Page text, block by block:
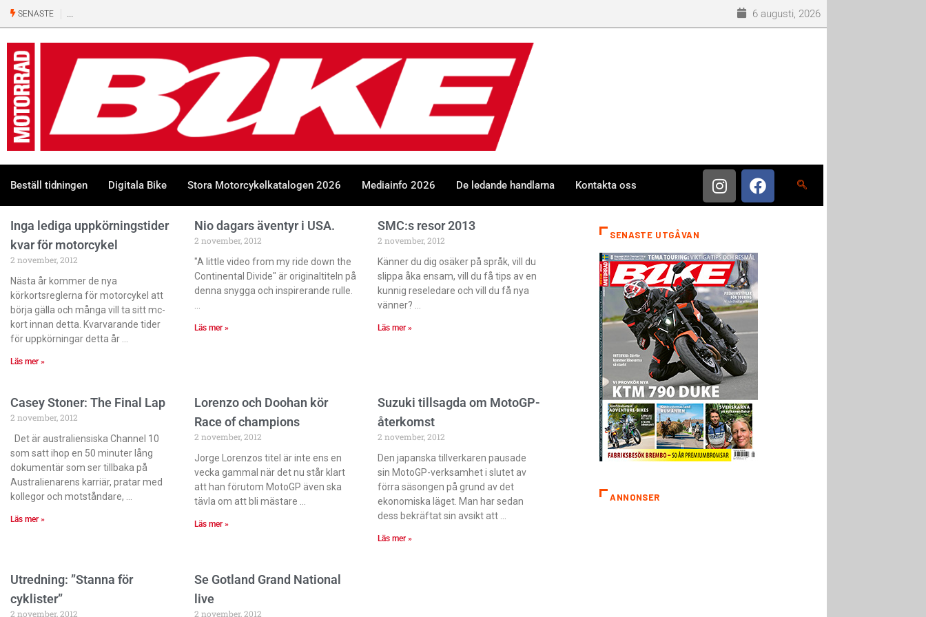
SENASTE 6 augusti, 2026
Beställ tidningen Digitala Bike Stora Motorcykelkatalogen 2026 Mediainfo 2026 De ledande handlarna Kontakta oss
Inga lediga uppkörningstider
kvar för motorcykel
2 november, 2012
Nästa år kommer de nya
körkortsreglerna för motorcykel att
börja gälla och många vill ta sitt mc-
kort innan detta. Kvarvarande tider
för uppkörningar detta år
Läs mer »
Nio dagars äventyr i USA.
2 november, 2012
"A little video from my ride down the
Continental Divide" är originaltiteln på
denna snygga och inspirerande rulle.
Läs mer »
SMC:s resor 2013
2 november, 2012
Känner du dig osäker på språk, vill du
slippa åka ensam, vill du få tips av en
kunnig reseledare och vill du få nya
vänner?
Läs mer »
Casey Stoner: The Final Lap
2 november, 2012
Det är australiensiska Channel 10
som satt ihop en 50 minuter lång
dokumentär som ser tillbaka på
Australienarens karriär, pratar med
kollegor och motståndare,
Läs mer »
Lorenzo och Doohan kör
Race of champions
2 november, 2012
Jorge Lorenzos titel är inte ens en
vecka gammal när det nu står klart
att han förutom MotoGP även ska
tävla om att bli mästare
Läs mer »
Suzuki tillsagda om MotoGP-
återkomst
2 november, 2012
Den japanska tillverkaren pausade
sin MotoGP-verksamhet i slutet av
förra säsongen på grund av det
ekonomiska läget. Man har sedan
dess bekräftat sin avsikt att
Läs mer »
Utredning: ”Stanna för
cyklister”
2 november, 2012
Se Gotland Grand National
live
2 november, 2012
SENASTE UTGÅVAN
ANNONSER